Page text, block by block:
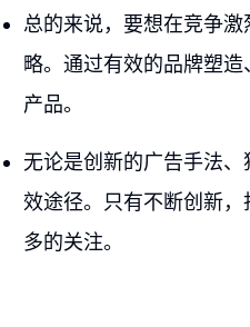
总的来说，要想在竞争
略。通过有效的品牌塑
产品。
无论是创新的广告手法
效途径。只有不断创新
多的关注。